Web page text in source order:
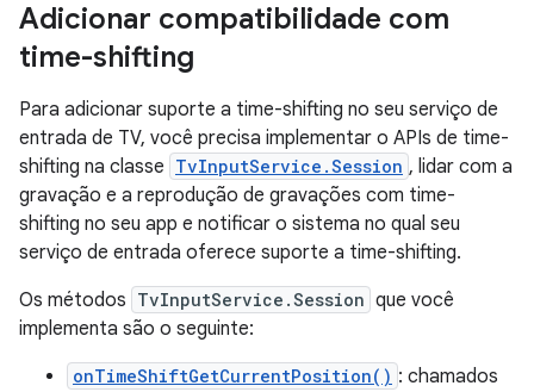
Adicionar compatibilidade com
time-shifting
Para adicionar suporte a time-shifting no seu serviço de
entrada de TV, você precisa implementar o APIs de time-
shifting na classe TvInputService.Session , lidar com a
gravação e a reprodução de gravações com time-
shifting no seu app e notificar o sistema no qual seu
serviço de entrada oferece suporte a time-shifting.
Os métodos TvInputService.Session que você
implementa são o seguinte:
onTimeShiftGetCurrentPosition() : chamados